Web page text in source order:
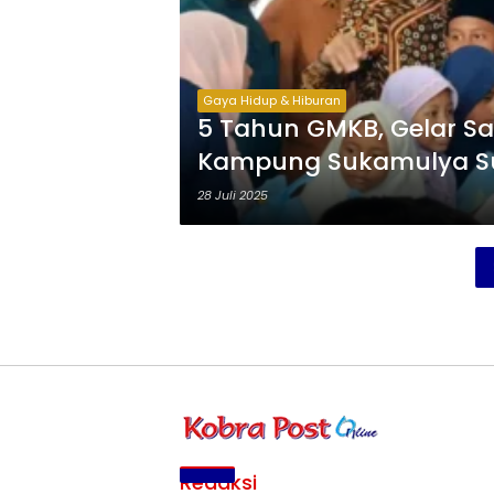
Gaya Hidup & Hiburan
5 Tahun GMKB, Gelar
Kampung Sukamulya
28 Juli 2025
Redaksi